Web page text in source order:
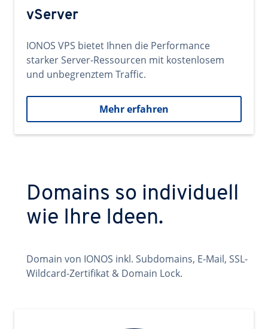
vServer
IONOS VPS bietet Ihnen die Performance
starker Server-Ressourcen mit kostenlosem
und unbegrenztem Traffic.
Mehr erfahren
Domains so individuell
wie Ihre Ideen.
Domain von IONOS inkl. Subdomains, E-Mail, SSL-
Wildcard-Zertifikat & Domain Lock.